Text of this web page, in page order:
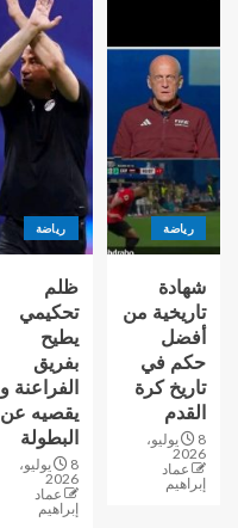
رياضة
شهادة
تاريخية من
أفضل
حكم في
تاريخ كرة
القدم
8 يوليو،
2026
عماد
إبراهيم
رياضة
ظلم
تحكيمي
يطيح
بفريق
الفراعنة و
يقصيه عن
البطولة
8 يوليو،
2026
عماد
إبراهيم